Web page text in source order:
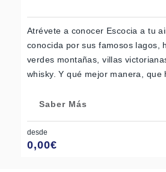
Atrévete a conocer Escocia a tu
conocida por sus famosos lagos,
verdes montañas, villas
whisky. Y qué mejor manera, que
Saber Más
desde
0,00€